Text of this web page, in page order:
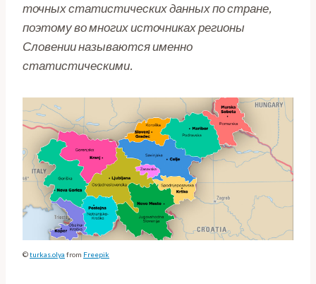
точных статистических данных по стране,
поэтому во многих источниках регионы
Словении называются именно
статистическими.
©turkas.olya from Freepik